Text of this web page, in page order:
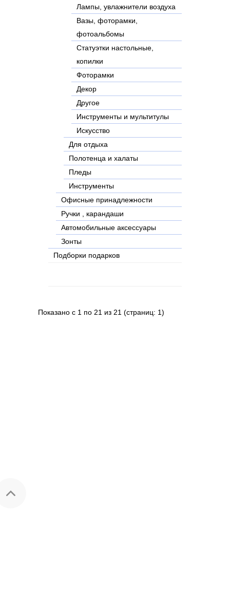
Лампы, увлажнители воздуха
Вазы, фоторамки,
фотоальбомы
Статуэтки настольные,
копилки
Фоторамки
Декор
Другое
Инструменты и мультитулы
Искусство
Для отдыха
Полотенца и халаты
Пледы
Инструменты
Офисные принадлежности
Ручки , карандаши
Автомобильные аксессуары
Зонты
Подборки подарков
Показано с 1 по 21 из 21 (страниц: 1)